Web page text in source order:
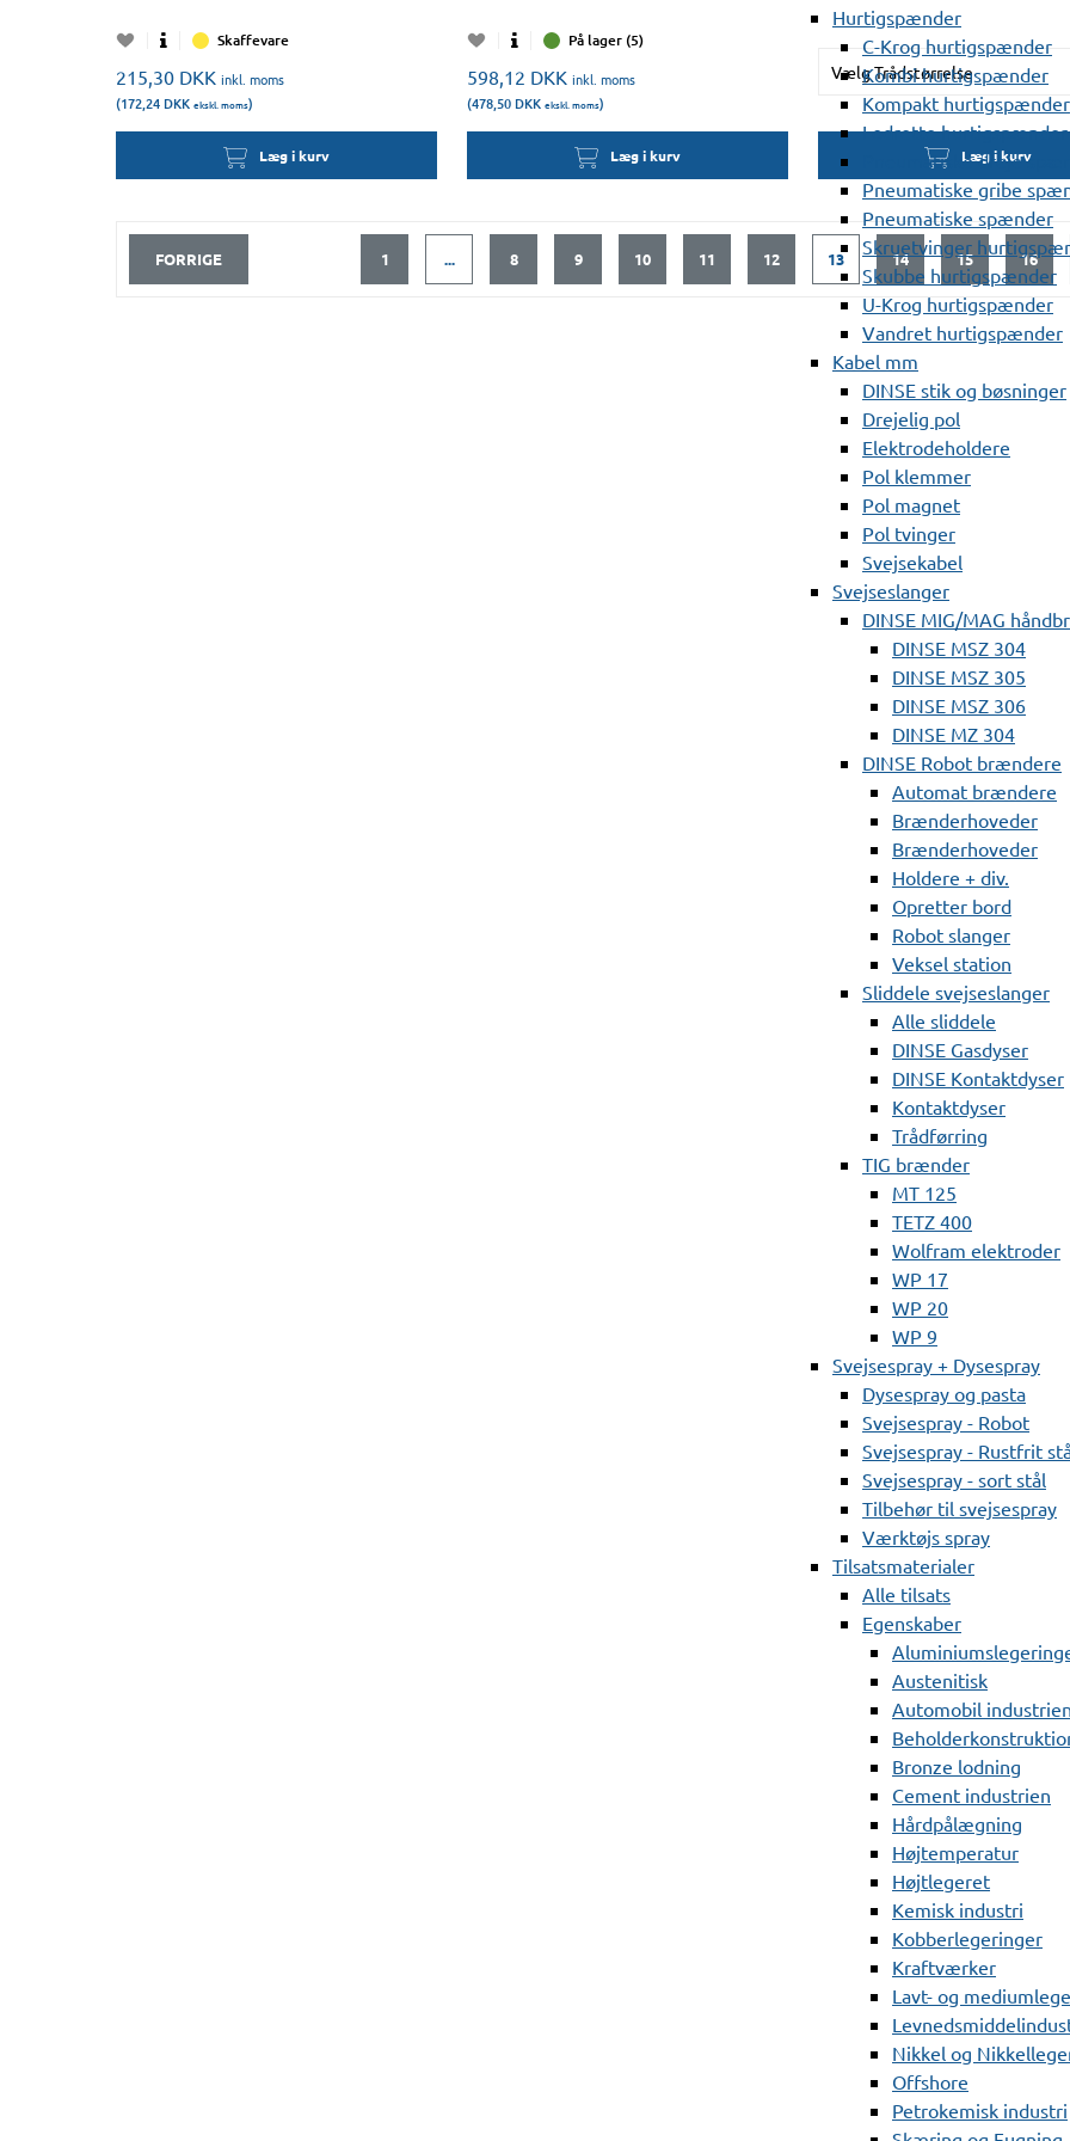
Hurtigspænder
C-Krog hurtigspænder
Kombi hurtigspænder
Kompakt hurtigspænder
Lodrette hurtigspænder
Pneumatiske dreje
Pneumatiske gribe
Pneumatiske spænder
Skruetvinger
Skubbe hurtigspænder
U-Krog hurtigspænder
Vandret hurtigspænder
Kabel mm
DINSE stik og bøsninger
Drejelig pol
Elektrodeholdere
Pol klemmer
Pol magnet
Pol tvinger
Svejsekabel
Svejseslanger
DINSE MIG/MAG
DINSE MSZ 304
DINSE MSZ 305
DINSE MSZ 306
DINSE MZ 304
DINSE Robot brændere
Automat brændere
Brænderhoveder
Brænderhoveder
Holdere + div.
Opretter bord
Robot slanger
Veksel station
Sliddele svejseslanger
Alle sliddele
DINSE Gasdyser
DINSE Kontaktdyser
Kontaktdyser
Trådførring
TIG brænder
MT 125
TETZ 400
Wolfram elektroder
WP 17
WP 20
WP 9
Svejsespray + Dysespray
Dysespray og pasta
Svejsespray - Robot
Svejsespray - Rustfrit
Svejsespray - sort stål
Tilbehør til svejsespray
Værktøjs spray
Tilsatsmaterialer
Alle tilsats
Egenskaber
Austenitisk
Automobil industrien
Bronze lodning
Cement industrien
Hårdpålægning
Højtemperatur
Højtlegeret
Kemisk industri
Kobberlegeringer
Kraftværker
Lavt- og
Nikkel og
Offshore
Petrokemisk industri
Skaffevare
215,30 DKK inkl. moms
(172,24 DKK ekskl. moms)
Læg i kurv
På lager (5)
598,12 DKK inkl. moms
(478,50 DKK ekskl. moms)
Læg i kurv
Vælg Trådstørrelse
Læg i kurv
FORRIGE 1 ... 8 9 10 11 12 13 14 15 16